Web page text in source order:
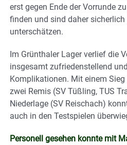
erst gegen Ende der Vorrunde
finden und sind daher
unterschätzen.
Im Grünthaler Lager verlief die
insgesamt zufriedenstellend
Komplikationen. Mit einem Sieg
zwei Remis (SV Tüßling, TUS
Niederlage (SV Reischach)
auch in den Testspielen
Personell gesehen konnte mit